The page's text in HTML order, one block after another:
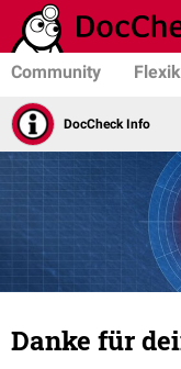
Community
DocCheck Info
Danke für